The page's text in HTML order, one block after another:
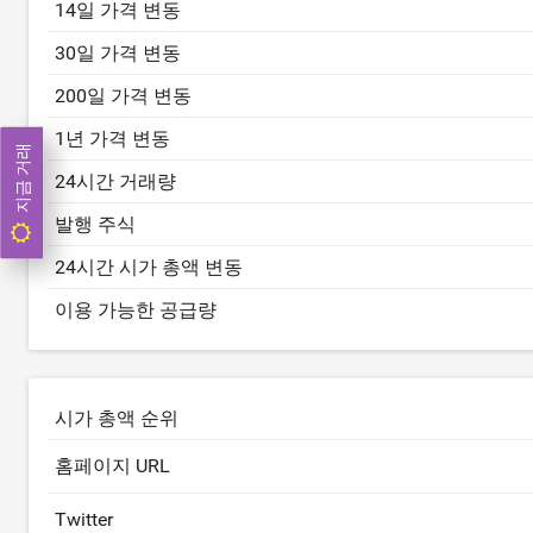
14일 가격 변동
30일 가격 변동
200일 가격 변동
1년 가격 변동
24시간 거래량
발행 주식
24시간 시가 총액 변동
이용 가능한 공급량
시가 총액 순위
홈페이지 URL
Twitter
지금 거래